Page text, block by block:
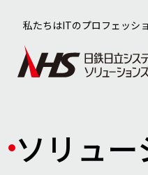
私たちはITのプロフェッシ
ソリュ